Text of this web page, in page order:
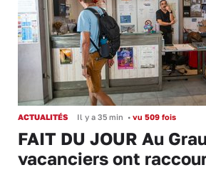
ACTUALITÉS Il y a 35 min • vu 509 fois
FAIT DU JOUR Au
vacanciers ont